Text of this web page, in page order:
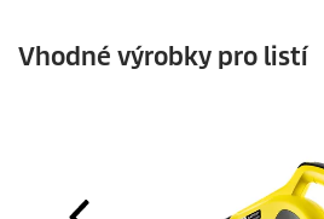
Vhodné výrobky pro listí